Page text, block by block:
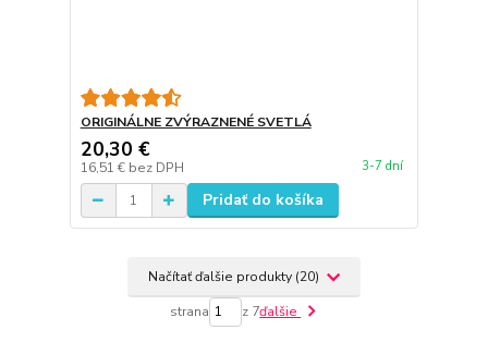
ORIGINÁLNE ZVÝRAZNENÉ SVETLÁ
20,30 €
16,51 € bez DPH 3-7 dní
Pridať do košíka
Načítať ďalšie produkty (20)
strana z 7ďalšie